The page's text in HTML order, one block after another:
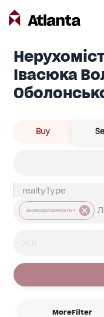
Івасюка
Buy
Івасюка Володимира пр-т
MoreFilter